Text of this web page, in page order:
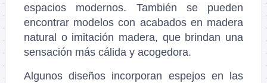
espacios modernos. También se pueden
encontrar modelos con acabados en madera
natural o imitación madera, que brindan una
sensación más cálida y acogedora.
Algunos diseños incorporan espejos en las